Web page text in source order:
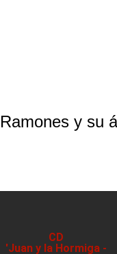
Ramones y su
CD
'Juan y la Hormiga -